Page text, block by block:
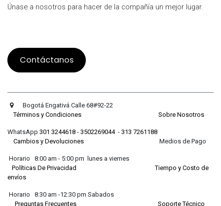
Únase a nosotros para hacer de la compañía un mejor lugar.
Contáctanos
Bogotá Engativá Calle 68#92-22
Términos y Condiciones
Sobre Nosotros
WhatsApp 301 3244618 - 3502269044- 313 7261188
Cambios y Devoluciones Medios de Pago
Horario 8:00 am - 5:00 pm lunes a viernes
Políticas De Privacidad
Tiempo y Costo de
envíos
Horario 8:30 am -12:30 pm Sabados
Preguntas Frecuentes
Soporte Técnico